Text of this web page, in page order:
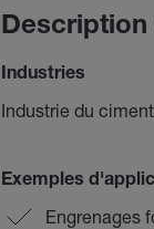
Industries
Industrie du
Exemples
Engrenages